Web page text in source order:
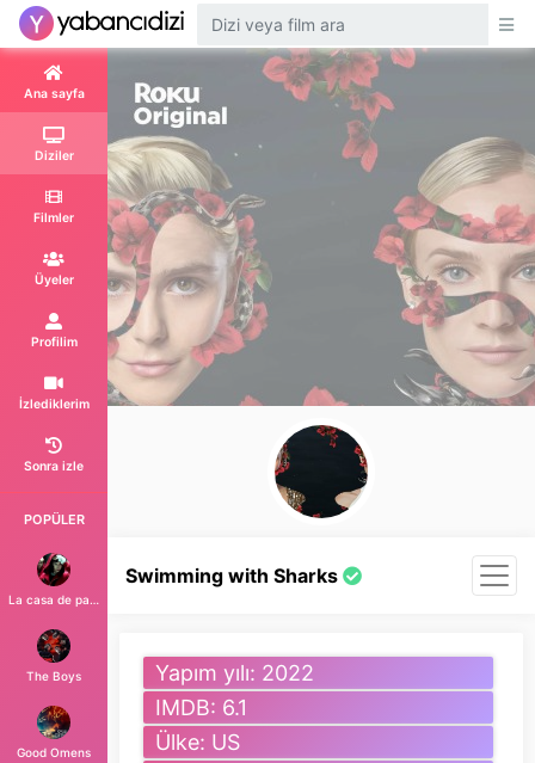
Ana sayfa
Diziler
Filmler
Üyeler
Profilim
İzlediklerim
Sonra izle
POPÜLER
La casa de papel
The Boys
Good Omens
Swimming with Sharks
Yapım yılı: 2022
IMDB: 6.1
Ülke: US